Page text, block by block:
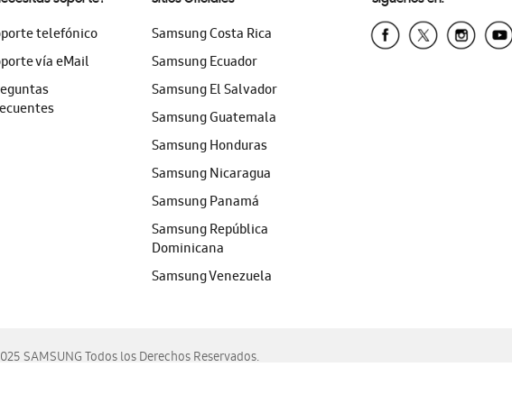
telefónico
vía eMail
Samsung Costa Rica
Samsung Ecuador
Samsung El Salvador
Samsung Guatemala
Samsung Honduras
Samsung Nicaragua
Samsung Panamá
Samsung República
Dominicana
Samsung Venezuela
SAMSUNG Todos los Derechos Reservados.